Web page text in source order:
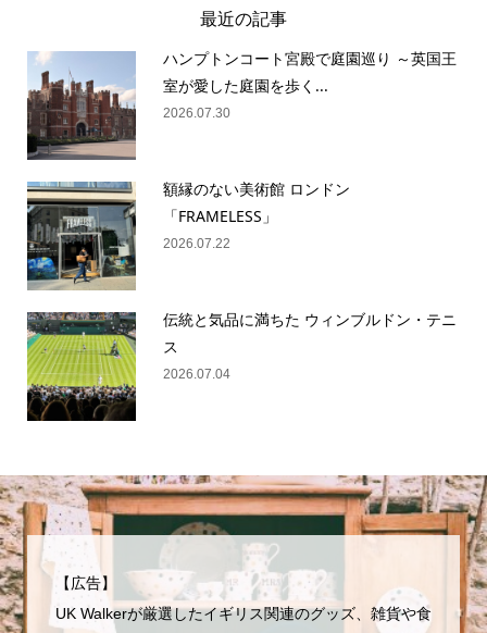
最近の記事
ハンプトンコート宮殿で庭園巡り ～英国王
室が愛した庭園を歩く...
2026.07.30
額縁のない美術館 ロンドン
「FRAMELESS」
2026.07.22
伝統と気品に満ちた ウィンブルドン・テニ
ス
2026.07.04
【広告】
UK Walkerが厳選したイギリス関連のグッズ、雑貨や食